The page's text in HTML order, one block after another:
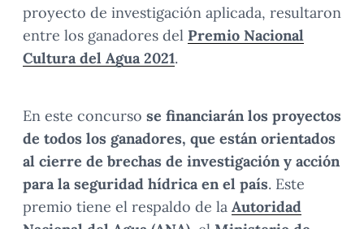
proyecto de investigación aplicada, resultaron
entre los ganadores del Premio Nacional
Cultura del Agua 2021.
En este concurso se financiarán los proyectos
de todos los ganadores, que están orientados
al cierre de brechas de investigación y acción
para la seguridad hídrica en el país. Este
premio tiene el respaldo de la Autoridad